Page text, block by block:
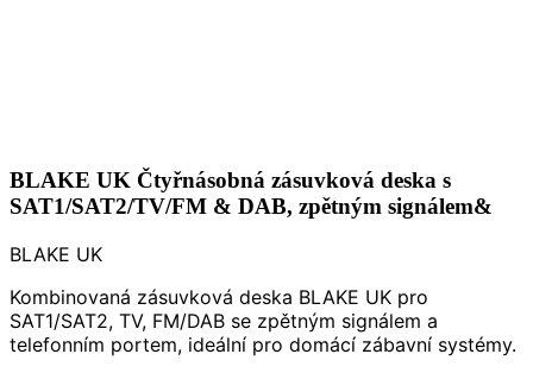
BLAKE UK Čtyřnásobná zásuvková deska s
SAT1/SAT2/TV/FM & DAB, zpětným signálem&
BLAKE UK
Kombinovaná zásuvková deska BLAKE UK pro
SAT1/SAT2, TV, FM/DAB se zpětným signálem a
telefonním portem, ideální pro domácí zábavní systémy.